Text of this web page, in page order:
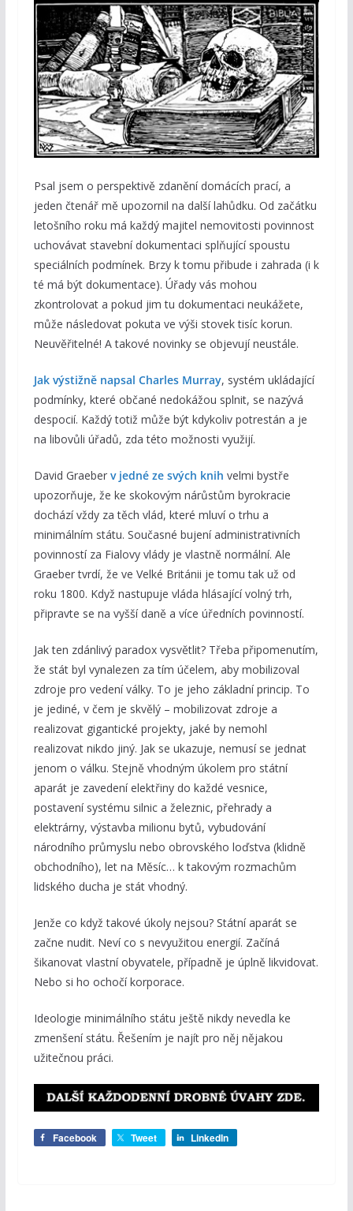
Psal jsem o perspektivě zdanění domácích prací, a
jeden čtenář mě upozornil na další lahůdku. Od začátku
letošního roku má každý majitel nemovitosti povinnost
uchovávat stavební dokumentaci splňující spoustu
speciálních podmínek. Brzy k tomu přibude i zahrada (i k
té má být dokumentace). Úřady vás mohou
zkontrolovat a pokud jim tu dokumentaci neukážete,
může následovat pokuta ve výši stovek tisíc korun.
Neuvěřitelné! A takové novinky se objevují neustále.
Jak výstižně napsal Charles Murray, systém ukládající
podmínky, které občané nedokážou splnit, se nazývá
despocií. Každý totiž může být kdykoliv potrestán a je
na libovůli úřadů, zda této možnosti využijí.
David Graeberv jedné ze svých knih velmi bystře
upozorňuje, že ke skokovým nárůstům byrokracie
dochází vždy za těch vlád, které mluví o trhu a
minimálním státu. Současné bujení administrativních
povinností za Fialovy vlády je vlastně normální. Ale
Graeber tvrdí, že ve Velké Británii je tomu tak už od
roku 1800. Když nastupuje vláda hlásající volný trh,
připravte se na vyšší daně a více úředních povinností.
Jak ten zdánlivý paradox vysvětlit? Třeba připomenutím,
že stát byl vynalezen za tím účelem, aby mobilizoval
zdroje pro vedení války. To je jeho základní princip. To
je jediné, v čem je skvělý – mobilizovat zdroje a
realizovat gigantické projekty, jaké by nemohl
realizovat nikdo jiný. Jak se ukazuje, nemusí se jednat
jenom o válku. Stejně vhodným úkolem pro státní
aparát je zavedení elektřiny do každé vesnice,
postavení systému silnic a železnic, přehrady a
elektrárny, výstavba milionu bytů, vybudování
národního průmyslu nebo obrovského loďstva (klidně
obchodního), let na Měsíc… k takovým rozmachům
lidského ducha je stát vhodný.
Jenže co když takové úkoly nejsou? Státní aparát se
začne nudit. Neví co s nevyužitou energií. Začíná
šikanovat vlastní obyvatele, případně je úplně likvidovat.
Nebo si ho ochočí korporace.
Ideologie minimálního státu ještě nikdy nevedla ke
zmenšení státu. Řešením je najít pro něj nějakou
užitečnou práci.
Facebook Tweet LinkedIn